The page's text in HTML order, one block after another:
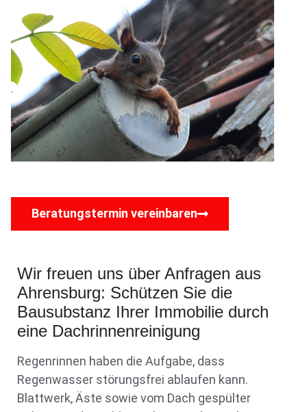
Beratungstermin vereinbaren
Wir freuen uns über Anfragen aus
Ahrensburg: Schützen Sie die
Bausubstanz Ihrer Immobilie durch
eine Dachrinnenreinigung
Regenrinnen haben die Aufgabe, dass
Regenwasser störungsfrei ablaufen kann.
Blattwerk, Äste sowie vom Dach gespülter